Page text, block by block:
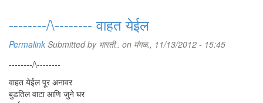
--------/\-------- वाहत येईल
Permalink Submitted by भारती.. on मंगळ., 11/13/2012 - 15:45
--------/\--------
वाहत येईल पूर अनावर
बुडतिल वाटा आणि जुने घर